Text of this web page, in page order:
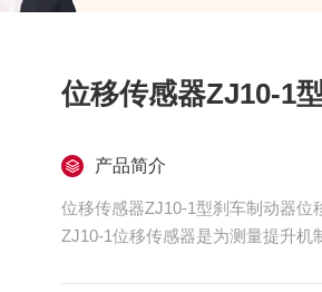
位移传感器ZJ10-1
产品简介
位移传感器ZJ10-1型刹车制动器位
ZJ10-1位移传感器是为测量提升机